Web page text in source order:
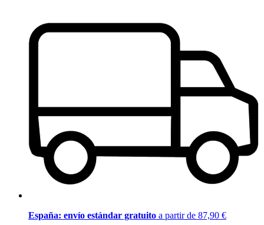
España: envío estándar gratuito a partir de 87,90 €